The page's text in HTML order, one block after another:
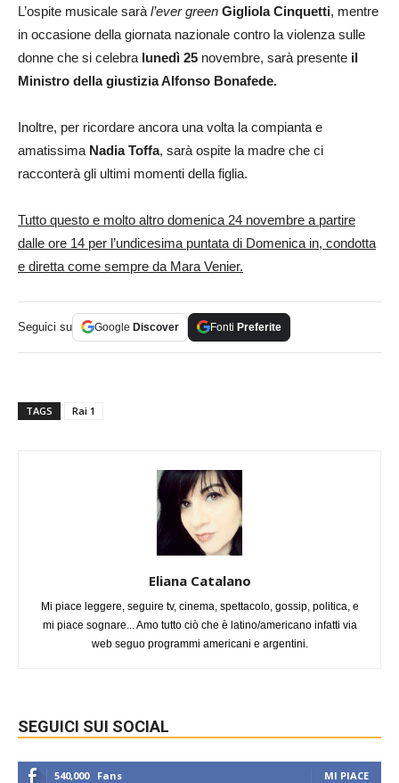
L’ospite musicale sarà l’ever green Gigliola Cinquetti, mentre
in occasione della giornata nazionale contro la violenza sulle
donne che si celebra lunedì 25 novembre, sarà presente il
Ministro della giustizia Alfonso Bonafede.
Inoltre, per ricordare ancora una volta la compianta e
amatissima Nadia Toffa, sarà ospite la madre che ci
racconterà gli ultimi momenti della figlia.
Tutto questo e molto altro domenica 24 novembre a partire
dalle ore 14 per l’undicesima puntata di Domenica in, condotta
e diretta come sempre da Mara Venier.
Seguici su Google Discover Fonti Preferite
TAGS Rai 1
Eliana Catalano
Mi piace leggere, seguire tv, cinema, spettacolo, gossip, politica, e
mi piace sognare... Amo tutto ciò che è latino/americano infatti via
web seguo programmi americani e argentini.
SEGUICI SUI SOCIAL
540,000 Fans MI PIACE